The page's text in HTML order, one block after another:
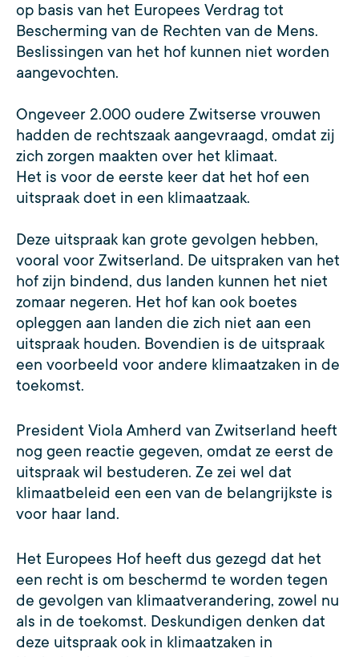
op basis van het Europees Verdrag tot
Bescherming van de Rechten van de Mens.
Beslissingen van het hof kunnen niet worden
aangevochten.
Ongeveer 2.000 oudere Zwitserse vrouwen
hadden de rechtszaak aangevraagd, omdat zij
zich zorgen maakten over het klimaat.
Het is voor de eerste keer dat het hof een
uitspraak doet in een klimaatzaak.
Deze uitspraak kan grote gevolgen hebben,
vooral voor Zwitserland. De uitspraken van het
hof zijn bindend, dus landen kunnen het niet
zomaar negeren. Het hof kan ook boetes
opleggen aan landen die zich niet aan een
uitspraak houden. Bovendien is de uitspraak
een voorbeeld voor andere klimaatzaken in de
toekomst.
President Viola Amherd van Zwitserland heeft
nog geen reactie gegeven, omdat ze eerst de
uitspraak wil bestuderen. Ze zei wel dat
klimaatbeleid een een van de belangrijkste is
voor haar land.
Het Europees Hof heeft dus gezegd dat het
een recht is om beschermd te worden tegen
de gevolgen van klimaatverandering, zowel nu
als in de toekomst. Deskundigen denken dat
deze uitspraak ook in klimaatzaken in